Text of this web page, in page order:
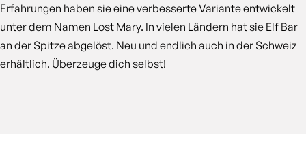
Erfahrungen haben sie eine verbesserte Variante entwickelt
unter dem Namen Lost Mary. In vielen Ländern hat sie Elf Bar
an der Spitze abgelöst. Neu und endlich auch in der Schweiz
erhältlich. Überzeuge dich selbst!